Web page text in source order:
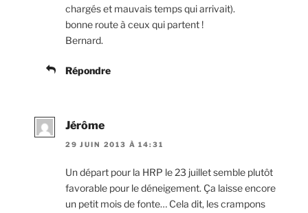
chargés et mauvais temps qui arrivait).
bonne route à ceux qui partent !
Bernard.
Répondre
Jérôme
29 JUIN 2013 À 14:31
Un départ pour la HRP le 23 juillet semble plutôt
favorable pour le déneigement. Ça laisse encore
un petit mois de fonte… Cela dit, les crampons